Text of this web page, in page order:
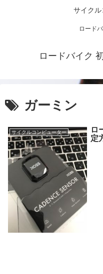
ロード
ロードバイク
サイク
ガーミン
サイクルコンピューター
ロ
定